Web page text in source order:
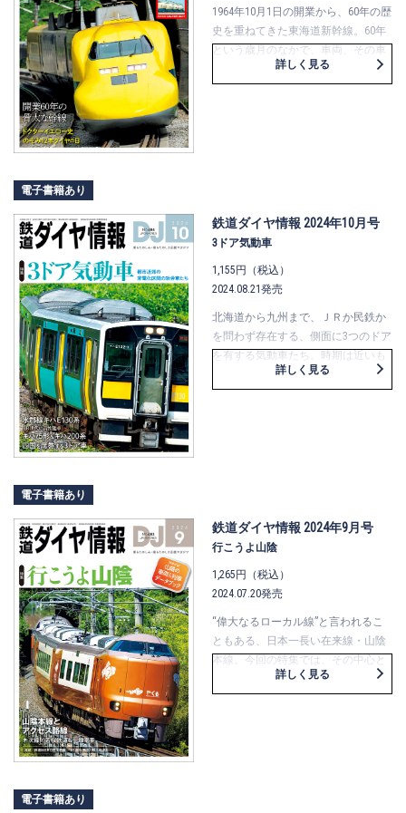
の特集でお届けします。
1964年10月1日の開業から、60年の歴
史を重ねてきた東海道新幹線。60年
という歳月のなかで、車両、その車
内、検測技術、列車ダイヤ、そして
沿線の風景は大小さまざまな変化を
き交う高速鉄道、東海道新幹線。ま
さしく我が国の“大動脈”である大幹
詳しく見る
電子書籍あり
鉄道ダイヤ情報 2024年10月号
3ドア気動車
1,155円（税込）
2024.08.21発売
北海道から九州まで、ＪＲか民鉄か
を問わず存在する、側面に3つのドア
を有する気動車たち。時期は近いも
のの設計思想はそれぞれ全く異な
る、ＪＲ黎明期に登場の1000形（Ｊ
使用形式や編成両数などの各種資料
も満載でお伝えする、都市近郊で乗
す。
詳しく見る
電子書籍あり
鉄道ダイヤ情報 2024年9月号
行こうよ山陰
1,265円（税込）
2024.07.20発売
“偉大なるローカル線”と言われるこ
ともある、日本一長い在来線・山陰
本線。今回の特集では、その中心と
なる鳥取・島根の両県の鉄道の話題
を取り上げます。 山陰本線の高速化
詳しく見る
電子書籍あり